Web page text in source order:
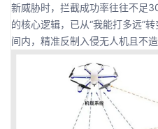
新威胁时，拦截成功率往往不足
的核心逻辑，已从“我能打多远”
间内，精准反制入侵无人机且不造